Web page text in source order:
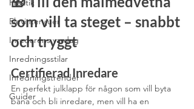
Praktik
Elevintervjuer
Inredarens vardag
Inredningsstilar
Inredningstrender
Guider
som vill ta steget – snabbt
och tryggt
Certifierad Inredare
En perfekt julklapp för någon som vill byta
bana och bli inredare, men vill ha en